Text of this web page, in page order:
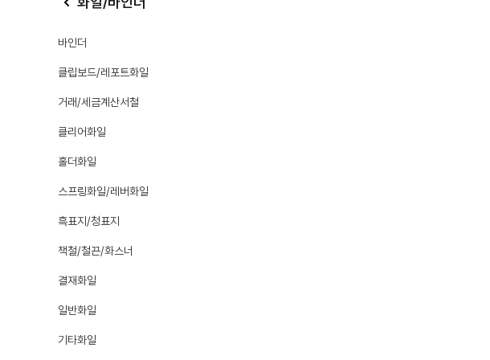
바인더
클립보드/레포트화일
거래/세금계산서철
클리어화일
홀더화일
스프링화일/레버화일
흑표지/청표지
책철/철끈/화스너
결재화일
일반화일
기타화일